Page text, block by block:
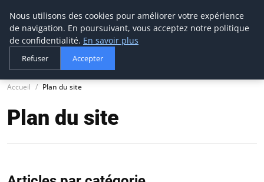
tournevis
malin
L'outil de l'aventurier
Accueil Plan du site
Plan du site
Nous utilisons des cookies pour améliorer votre expérience
de navigation. En poursuivant, vous acceptez notre politique
de confidentialité. En savoir plus
Refuser Accepter